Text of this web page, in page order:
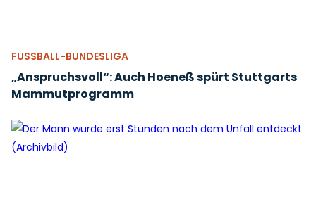
FUSSBALL-BUNDESLIGA
„Anspruchsvoll“: Auch Hoeneß spürt Stuttgarts
Mammutprogramm